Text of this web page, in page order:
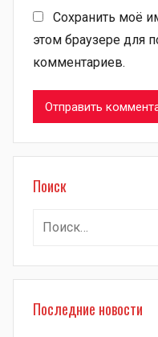
Сохранить моё
этом браузере для
комментариев.
Поиск
Найти:
Последние новости